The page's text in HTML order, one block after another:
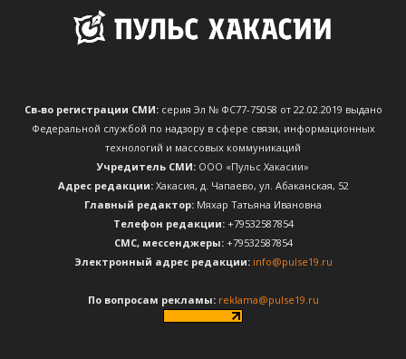
Св-во регистрации СМИ:серия Эл № ФС77-75058 от 22.02.2019 выдано
Федеральной службой по надзору в сфере связи, информационных
технологий и массовых коммуникаций
Учредитель СМИ: ООО «Пульс Хакасии»
Адрес редакции:Хакасия, д. Чапаево, ул. Абаканская, 52
Главный редактор: Мяхар Татьяна Ивановна
Телефон редакции:+79532587854
CМС, мессенджеры:+79532587854
Электронный адрес редакции: info@pulse19.ru
По вопросам рекламы: reklama@pulse19.ru